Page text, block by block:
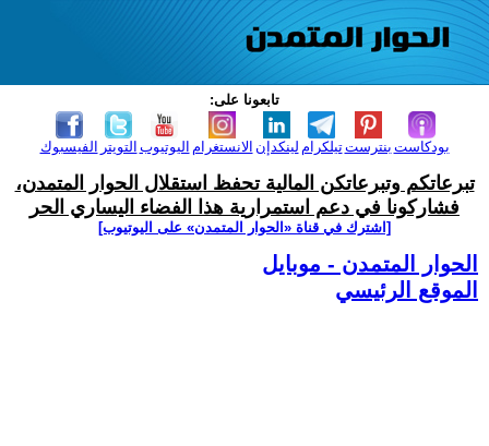
تابعونا على:
الفيسبوك التويتر اليوتيوب الانستغرام لينكدإن تيلكرامبنترست بودكاست
تبرعاتكم وتبرعاتكن المالية تحفظ استقلال الحوار المتمدن،
فشاركونا في دعم استمرارية هذا الفضاء اليساري الحر
[اشترك في قناة ‫«الحوار المتمدن» على اليوتيوب]
الحوار المتمدن - موبايل
الموقع الرئيسي